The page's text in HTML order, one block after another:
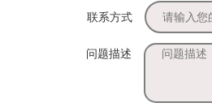
联系方式
问题描述